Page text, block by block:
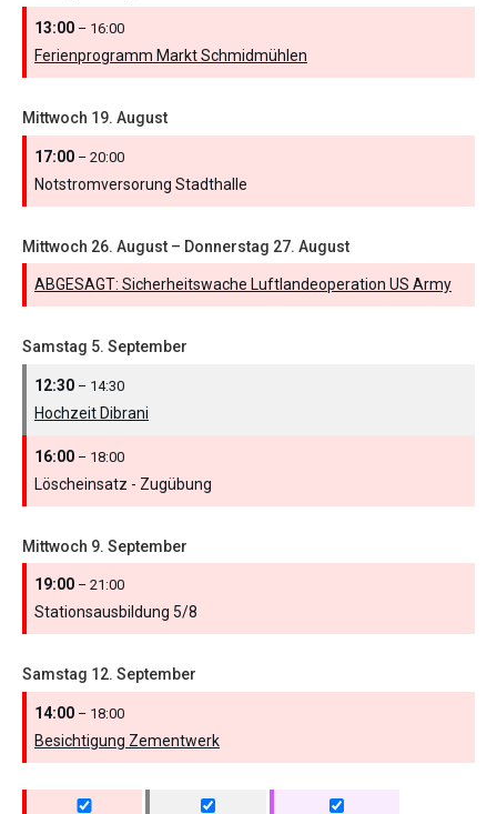
13:00 – 16:00
Ferienprogramm Markt Schmidmühlen
Mittwoch 19. August
17:00 – 20:00
Notstromversorung Stadthalle
Mittwoch 26. August – Donnerstag 27. August
ABGESAGT: Sicherheitswache Luftlandeoperation US Army
Samstag 5. September
12:30 – 14:30
Hochzeit Dibrani
16:00 – 18:00
Löscheinsatz - Zugübung
Mittwoch 9. September
19:00 – 21:00
Stationsausbildung 5/8
Samstag 12. September
14:00 – 18:00
Besichtigung Zementwerk